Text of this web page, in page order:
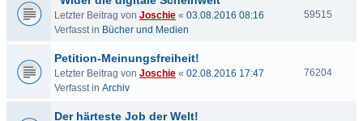
Letzter Beitrag von Joschie « 03.08.2016 08:16
Verfasst in Bücher und Medien
59515
Petition-Meinungsfreiheit!
Letzter Beitrag von Joschie « 02.08.2016 17:47
Verfasst in Archiv
76204
Der härteste Job der Welt!